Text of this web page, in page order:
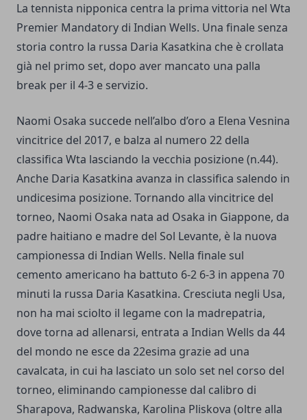
La tennista nipponica centra la prima vittoria nel Wta
Premier Mandatory di Indian Wells. Una finale senza
storia contro la russa Daria Kasatkina che è crollata
già nel primo set, dopo aver mancato una palla
break per il 4-3 e servizio.
Naomi Osaka succede nell’albo d’oro a Elena Vesnina
vincitrice del 2017, e balza al numero 22 della
classifica Wta lasciando la vecchia posizione (n.44).
Anche Daria Kasatkina avanza in classifica salendo in
undicesima posizione. Tornando alla vincitrice del
torneo, Naomi Osaka nata ad Osaka in Giappone, da
padre haitiano e madre del Sol Levante, è la nuova
campionessa di Indian Wells. Nella finale sul
cemento americano ha battuto 6-2 6-3 in appena 70
minuti la russa Daria Kasatkina. Cresciuta negli Usa,
non ha mai sciolto il legame con la madrepatria,
dove torna ad allenarsi, entrata a Indian Wells da 44
del mondo ne esce da 22esima grazie ad una
cavalcata, in cui ha lasciato un solo set nel corso del
torneo, eliminando campionesse dal calibro di
Sharapova, Radwanska, Karolina Pliskova (oltre alla